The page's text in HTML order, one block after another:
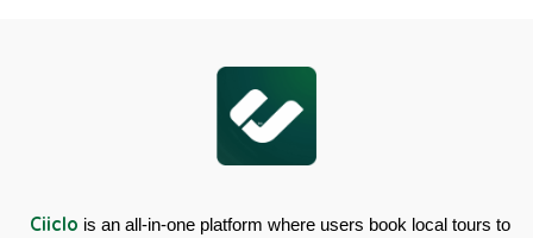
Ciiclo is an all-in-one platform where users book local tours to